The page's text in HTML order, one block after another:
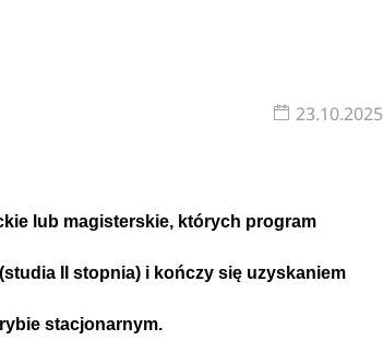
23.10.2025
lub magisterskie, których program
II stopnia) i kończy się uzyskaniem
stacjonarnym.